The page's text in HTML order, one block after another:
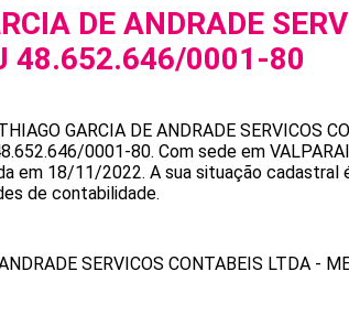
DE ANDRADE
48.652.646/0001-80
GARCIA DE ANDRADE SERVICOS
0001-80. Com sede em
em 18/11/2022. A sua situação cadastral
de contabilidade.
SERVICOS CONTABEIS LTDA -